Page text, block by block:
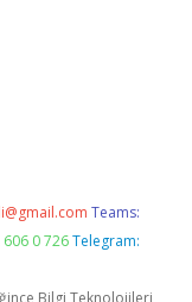
Teams:
0 726 Telegram:
Bilgi Teknolojileri